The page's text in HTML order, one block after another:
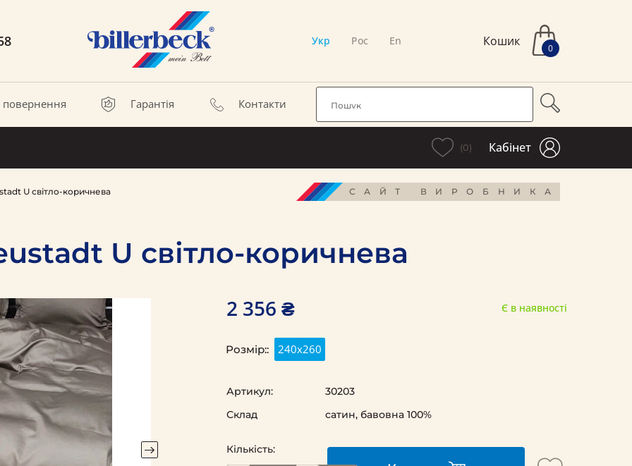
Укр Рос En Кошик 0
повернення Гарантія Контакти
(0) Кабінет
U світло-коричнева САЙТ ВИРОБНИКА
U світло-коричнева
2 356 ₴ Є в наявності
Розмір:: 240х260
Кількість:
Артикул:
30203
Склад
сатин, бавовна 100%